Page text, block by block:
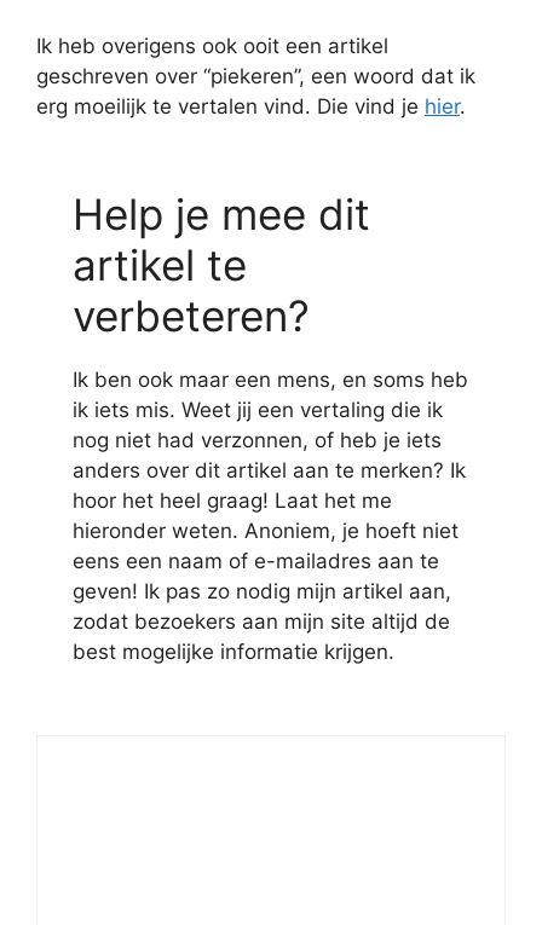
Ik heb overigens ook ooit een artikel
geschreven over “piekeren”, een woord dat ik
erg moeilijk te vertalen vind. Die vind je hier.
Help je mee dit
artikel te
verbeteren?
Ik ben ook maar een mens, en soms heb
ik iets mis. Weet jij een vertaling die ik
nog niet had verzonnen, of heb je iets
anders over dit artikel aan te merken? Ik
hoor het heel graag! Laat het me
hieronder weten. Anoniem, je hoeft niet
eens een naam of e-mailadres aan te
geven! Ik pas zo nodig mijn artikel aan,
zodat bezoekers aan mijn site altijd de
best mogelijke informatie krijgen.